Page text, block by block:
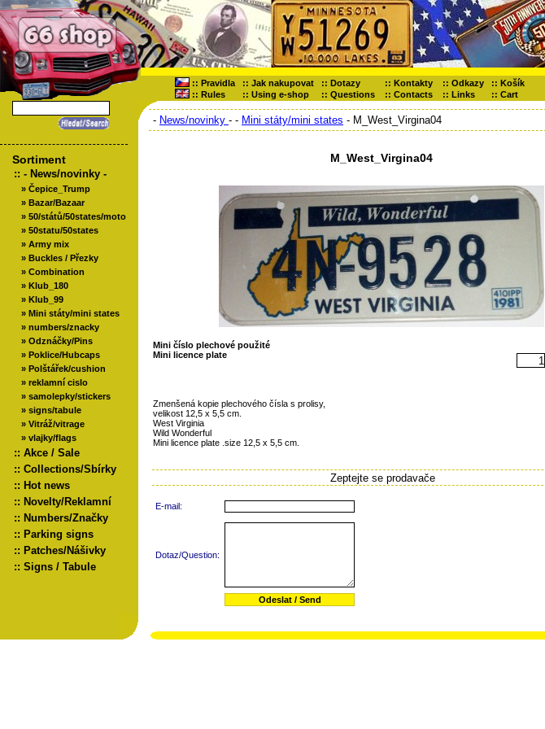
:: Pravidla :: Jak nakupovat :: Dotazy :: Kontakty :: Odkazy :: Košík
:: Rules :: Using e-shop :: Questions :: Contacts :: Links :: Cart
Sortiment
:: - News/novinky -
» Čepice_Trump
» Bazar/Bazaar
» 50/států/50states/moto
» 50statu/50states
» Army mix
» Buckles / Přezky
» Combination
» Klub_180
» Klub_99
» Mini státy/mini states
» numbers/znacky
» Odznáčky/Pins
» Poklice/Hubcaps
» Polštářek/cushion
» reklamní cislo
» samolepky/stickers
» signs/tabule
» Vitráž/vitrage
» vlajky/flags
:: Akce / Sale
:: Collections/Sbírky
:: Hot news
:: Novelty/Reklamní
:: Numbers/Značky
:: Parking signs
:: Patches/Nášivky
:: Signs / Tabule
- News/novinky - - Mini státy/mini states - M_West_Virgina04
M_West_Virgina04
Mini číslo plechové použité
Mini licence plate
Zmenšená kopie plechového čísla s prolisy,
velikost 12,5 x 5,5 cm.
West Virginia
Wild Wonderful
Mini licence plate .size 12,5 x 5,5 cm.
Zeptejte se prodavače
E-mail:
Dotaz/Question: